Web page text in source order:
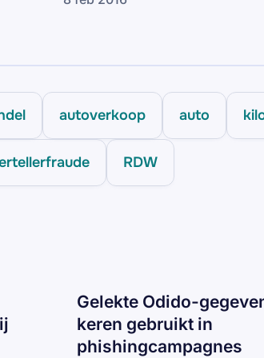
autoverkoop auto
RDW
Gelekte Odido-
keren gebruikt in
phishingcampagnes